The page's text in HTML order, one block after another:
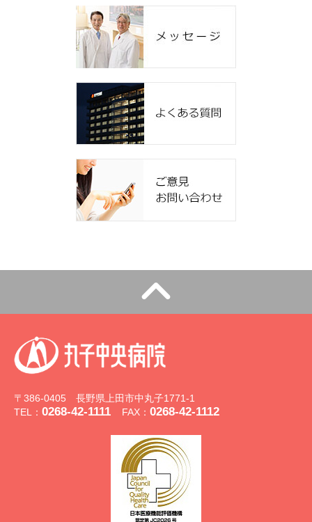
〒386-0405 長野県上田市中丸子1771-1
TEL： 0268-42-1111 FAX： 0268-42-1112